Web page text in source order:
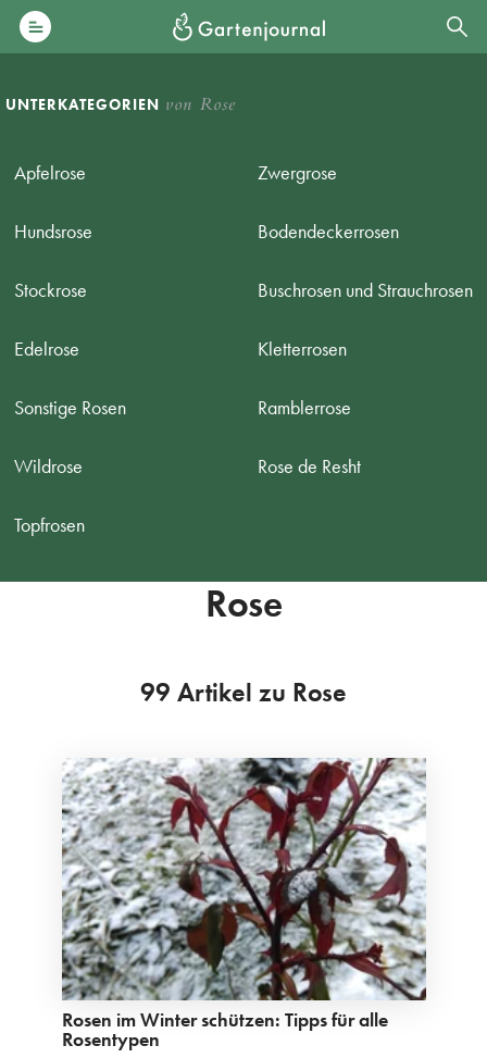
UNTERKATEGORIEN von Rose
Apfelrose
Hundsrose
Stockrose
Zwergrose
Bodendeckerrosen
Buschrosen und Strauchrosen
Edelrose
Sonstige Rosen
Wildrose
Kletterrosen
Ramblerrose
Rose de Resht
Topfrosen
Rose
99 Artikel zu Rose
Rosen im Winter schützen: Tipps für alle
Rosentypen